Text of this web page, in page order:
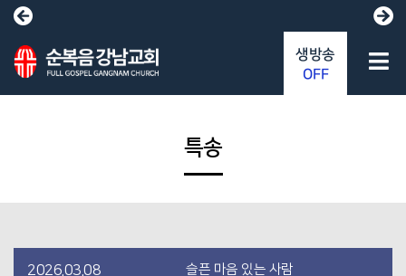
특송
2026.03.08 슬픈 마음 있는 사람
생방송
OFF